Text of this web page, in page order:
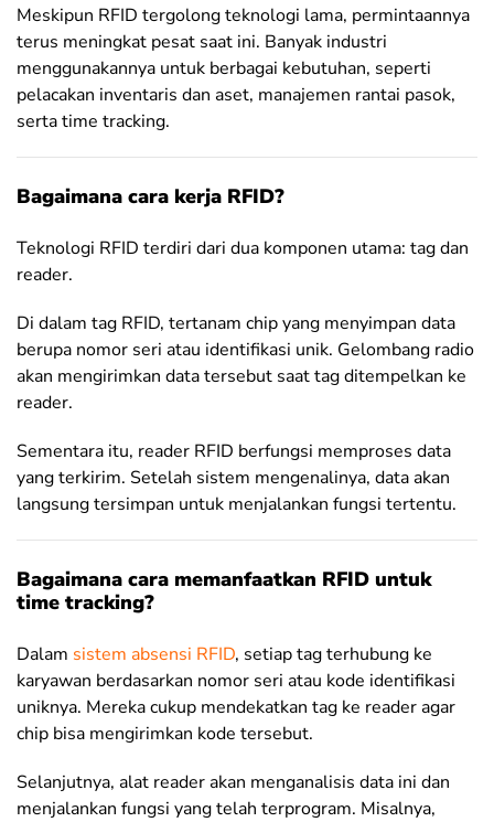
Meskipun RFID tergolong teknologi lama, permintaannya
terus meningkat pesat saat ini. Banyak industri
menggunakannya untuk berbagai kebutuhan, seperti
pelacakan inventaris dan aset, manajemen rantai pasok,
serta time tracking.
Bagaimana cara kerja RFID?
Teknologi RFID terdiri dari dua komponen utama: tag dan
reader.
Di dalam tag RFID, tertanam chip yang menyimpan data
berupa nomor seri atau identifikasi unik. Gelombang radio
akan mengirimkan data tersebut saat tag ditempelkan ke
reader.
Sementara itu, reader RFID berfungsi memproses data
yang terkirim. Setelah sistem mengenalinya, data akan
langsung tersimpan untuk menjalankan fungsi tertentu.
Bagaimana cara memanfaatkan RFID untuk
time tracking?
Dalam sistem absensi RFID, setiap tag terhubung ke
karyawan berdasarkan nomor seri atau kode identifikasi
uniknya. Mereka cukup mendekatkan tag ke reader agar
chip bisa mengirimkan kode tersebut.
Selanjutnya, alat reader akan menganalisis data ini dan
menjalankan fungsi yang telah terprogram. Misalnya,